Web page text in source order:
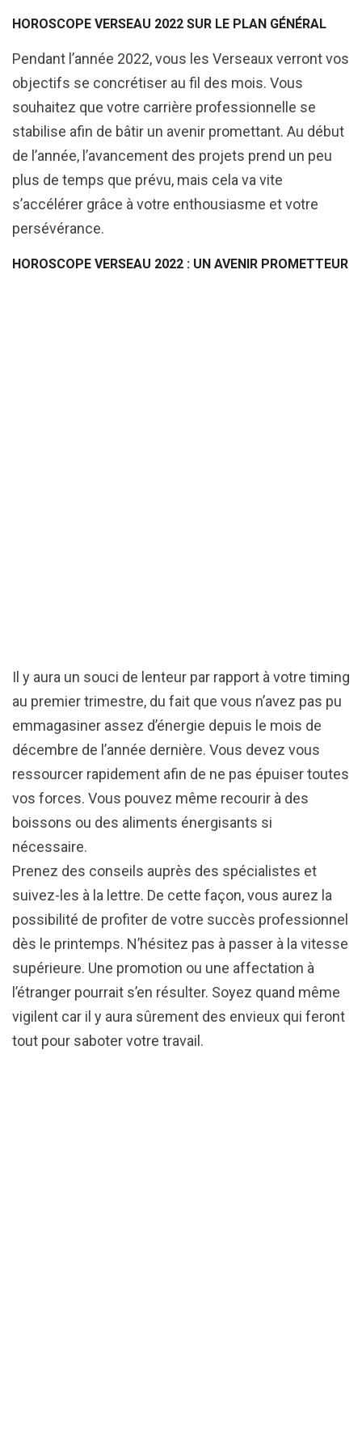
HOROSCOPE VERSEAU 2022 SUR LE PLAN GÉNÉRAL
Pendant l’année 2022, vous les Verseaux verront vos
objectifs se concrétiser au fil des mois. Vous
souhaitez que votre carrière professionnelle se
stabilise afin de bâtir un avenir promettant. Au début
de l’année, l’avancement des projets prend un peu
plus de temps que prévu, mais cela va vite
s’accélérer grâce à votre enthousiasme et votre
persévérance.
HOROSCOPE VERSEAU 2022 : UN AVENIR PROMETTEUR
Il y aura un souci de lenteur par rapport à votre timing
au premier trimestre, du fait que vous n’avez pas pu
emmagasiner assez d’énergie depuis le mois de
décembre de l’année dernière. Vous devez vous
ressourcer rapidement afin de ne pas épuiser toutes
vos forces. Vous pouvez même recourir à des
boissons ou des aliments énergisants si
nécessaire.
Prenez des conseils auprès des spécialistes et
suivez-les à la lettre. De cette façon, vous aurez la
possibilité de profiter de votre succès professionnel
dès le printemps. N’hésitez pas à passer à la vitesse
supérieure. Une promotion ou une affectation à
l’étranger pourrait s’en résulter. Soyez quand même
vigilent car il y aura sûrement des envieux qui feront
tout pour saboter votre travail.